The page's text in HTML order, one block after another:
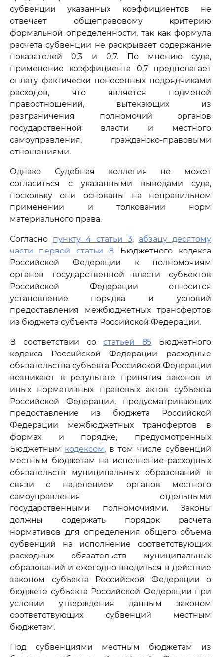
субвенции указанных коэффициентов не
отвечает общеправовому критерию
формальной определенности, так как формула
расчета субвенции не раскрывает содержание
показателей 0,3 и 0,7. По мнению суда,
применение коэффициента 0,7 предполагает
оплату фактически понесенных подрядчиками
расходов, что является подменой
правоотношений, вытекающих из
разграничения полномочий органов
государственной власти и местного
самоуправления, гражданско-правовыми
отношениями.
Однако Судебная коллегия не может
согласиться с указанными выводами суда,
поскольку они основаны на неправильном
применении и толковании норм
материального права.
Согласно пункту 4 статьи 3, абзацу десятому
части первой статьи 8 Бюджетного кодекса
Российской Федерации к полномочиям
органов государственной власти субъектов
Российской Федерации относится
установление порядка и условий
предоставления межбюджетных трансфертов
из бюджета субъекта Российской Федерации.
В соответствии состатьей 85 Бюджетного
кодекса Российской Федерации расходные
обязательства субъекта Российской Федерации
возникают в результате принятия законов и
иных нормативных правовых актов субъекта
Российской Федерации, предусматривающих
предоставление из бюджета Российской
Федерации межбюджетных трансфертов в
формах и порядке, предусмотренных
Бюджетным кодексом, в том числе субвенций
местным бюджетам на исполнение расходных
обязательств муниципальных образований в
связи с наделением органов местного
самоуправления отдельными
государственными полномочиями. Законы
должны содержать порядок расчета
нормативов для определения общего объема
субвенций на исполнение соответствующих
расходных обязательств муниципальных
образований и ежегодно вводиться в действие
законом субъекта Российской Федерации о
бюджете субъекта Российской Федерации при
условии утверждения данным законом
соответствующих субвенций местным
бюджетам.
Под субвенциями местным бюджетам из